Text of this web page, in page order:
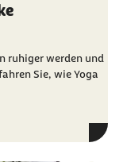
ruhiger werden und
Sie, wie Yoga